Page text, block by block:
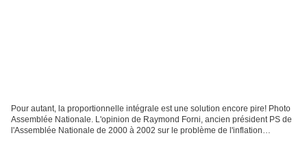
Pour autant, la proportionnelle intégrale est une solution encore pire! Photo
Assemblée Nationale. L'opinion de Raymond Forni, ancien président PS de
l'Assemblée Nationale de 2000 à 2002 sur le problème de l'inflation